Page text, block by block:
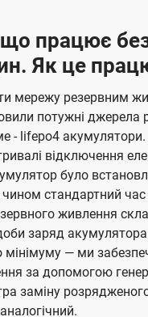
що працює
Як це
мережу резервним
потужні джерела
- lifepo4
відключення
було
стандартний час
живлення
заряд
мінімуму — ми
за допомогою
заміну